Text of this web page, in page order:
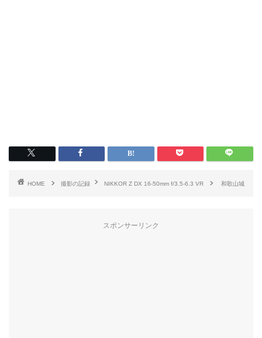
HOME 撮影の記録 NIKKOR Z DX 16-50mm f/3.5-6.3 VR 和歌山城
スポンサーリンク